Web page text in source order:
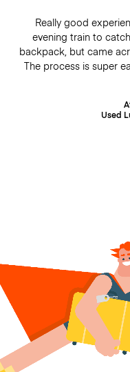
Really good
evening train to
backpack, but came
The process is super
Used